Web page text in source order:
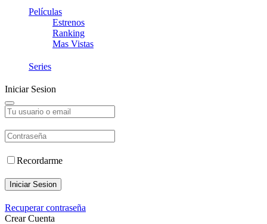
Películas
Estrenos
Ranking
Mas Vistas
Series
Iniciar Sesion
Recordarme
Iniciar Sesion
Recuperar contraseña
Crear Cuenta